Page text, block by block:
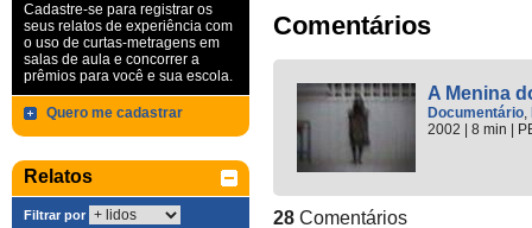
Cadastre-se para registrar os
seus relatos de experiência com
o uso de curtas-metragens em
salas de aula e concorrer a
prêmios para você e sua escola.
Quero me cadastrar
Relatos
Filtrar por
Comentários
A Menina
Documentário,
2002
| 8 min
28 Comentários